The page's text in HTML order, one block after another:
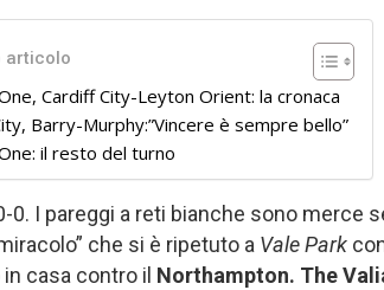
articolo
Cardiff City-Leyton Orient: la cronaca
Barry-Murphy:”Vincere è sempre bello”
il resto del turno
0. I pareggi a reti bianche sono merce
che si è ripetuto a Vale Park
casa contro il Northampton. The